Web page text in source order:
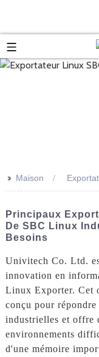
>> Maison
Principaux
De SBC Linux
Besoins
Univitech Co. Ltd.
innovation en
Linux Exporter. Cet
conçu pour
industrielles et offre
environnements
d'une mémoire